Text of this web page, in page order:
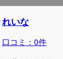
れいな
口コミ：0件